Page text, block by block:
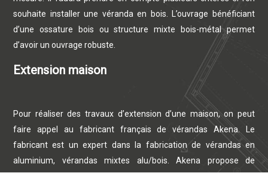
souhaite installer une véranda en bois. L’ouvrage bénéficiant
d’une ossature bois ou structure mixte bois-métal permet
d’avoir un ouvrage robuste.
Extension maison
Pour réaliser des travaux d’extension d’une maison, on peut
faire appel au fabricant français de vérandas Akena. Le
fabricant est un expert dans la fabrication de vérandas en
aluminium, vérandas mixtes alu/bois. Akena propose de